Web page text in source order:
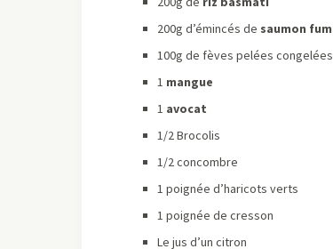
200g d’émincés de saumon
100g de fèves pelées congelées
1 mangue
1 avocat
1/2 Brocolis
1/2 concombre
1 poignée d’haricots verts
1 poignée de cresson
Le jus d’un citron